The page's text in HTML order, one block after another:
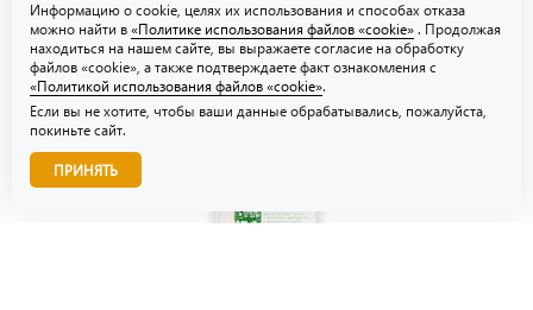
Звоните нам!
Информацию о cookie, целях их использования и способах отказа
можно найти в «Политике использования файлов «cookie» . Продолжая
находиться на нашем сайте, вы выражаете согласие на обработку
файлов «cookie», а также подтверждаете факт ознакомления с
«Политикой использования файлов «cookie».
Если вы не хотите, чтобы ваши данные обрабатывались, пожалуйста,
покиньте сайт.
ПРИНЯТЬ